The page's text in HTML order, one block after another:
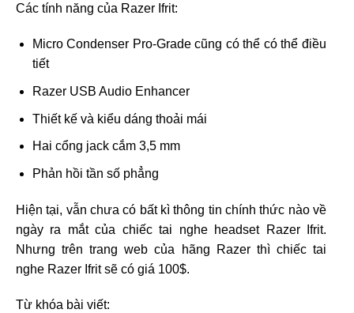
Các tính năng của Razer Ifrit:
Micro Condenser Pro-Grade cũng có thể có thể điều
tiết
Razer USB Audio Enhancer
Thiết kế và kiểu dáng thoải mái
Hai cổng jack cắm 3,5 mm
Phản hồi tần số phẳng
Hiện tại, vẫn chưa có bất kì thông tin chính thức nào về
ngày ra mắt của chiếc tai nghe headset Razer Ifrit.
Nhưng trên trang web của hãng Razer thì chiếc tai
nghe Razer Ifrit sẽ có giá 100$.
Từ khóa bài viết: